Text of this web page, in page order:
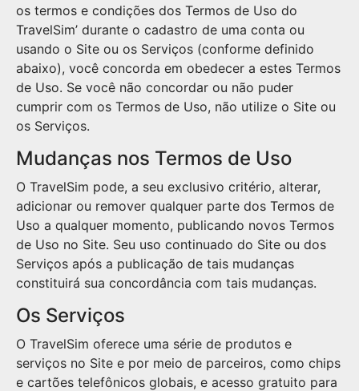
os termos e condições dos Termos de Uso do
TravelSim’ durante o cadastro de uma conta ou
usando o Site ou os Serviços (conforme definido
abaixo), você concorda em obedecer a estes Termos
de Uso. Se você não concordar ou não puder
cumprir com os Termos de Uso, não utilize o Site ou
os Serviços.
Mudanças nos Termos de Uso
O TravelSim pode, a seu exclusivo critério, alterar,
adicionar ou remover qualquer parte dos Termos de
Uso a qualquer momento, publicando novos Termos
de Uso no Site. Seu uso continuado do Site ou dos
Serviços após a publicação de tais mudanças
constituirá sua concordância com tais mudanças.
Os Serviços
O TravelSim oferece uma série de produtos e
serviços no Site e por meio de parceiros, como chips
e cartões telefônicos globais, e acesso gratuito para